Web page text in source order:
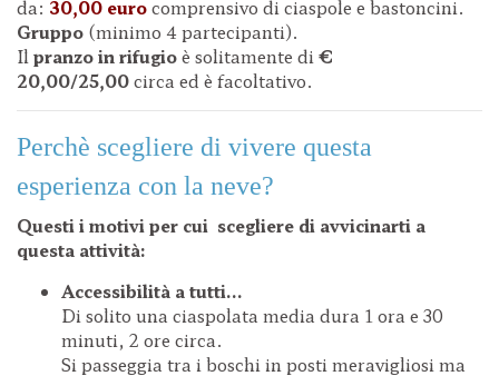
da: 30,00 eurocomprensivo di ciaspole e bastoncini.
Gruppo (minimo 4 partecipanti).
Il pranzo in rifugioè solitamente di €
20,00/25,00circa ed è facoltativo.
Perchè scegliere di vivere questa
esperienza con la neve?
Questi i motivi per cui scegliere di avvicinarti a
questa attività:
Accessibilità a tutti...
Di solito una ciaspolata media dura 1 ora e 30
minuti, 2 ore circa.
Si passeggia tra i boschi in posti meravigliosi ma